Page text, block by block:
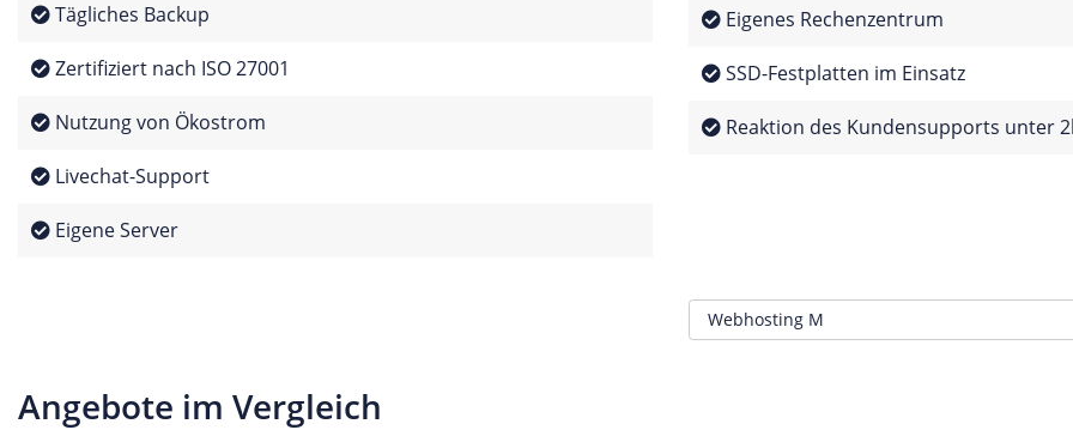
Tägliches Backup
Zertifiziert nach ISO 27001
Nutzung von Ökostrom
Livechat-Support
Eigene Server
Eigenes Rechenzentrum
SSD-Festplatten im Einsatz
Reaktion des Kundensupports unter
Angebote im Vergleich